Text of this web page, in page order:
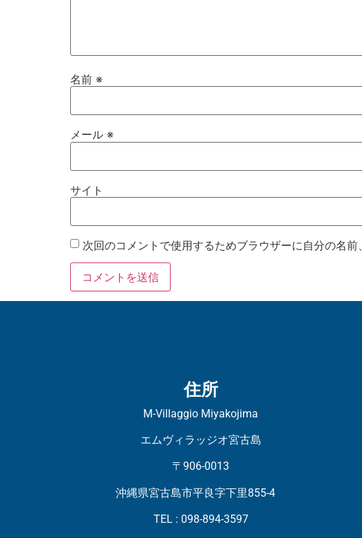
名前 ※
メール ※
サイト
次回のコメントで使用するためブラウザーに自分の名前
住所
M-Villaggio Miyakojima
エムヴィラッジオ宮古島
〒906-0013
沖縄県宮古島市平良字下里855-4
TEL : 098-894-3597